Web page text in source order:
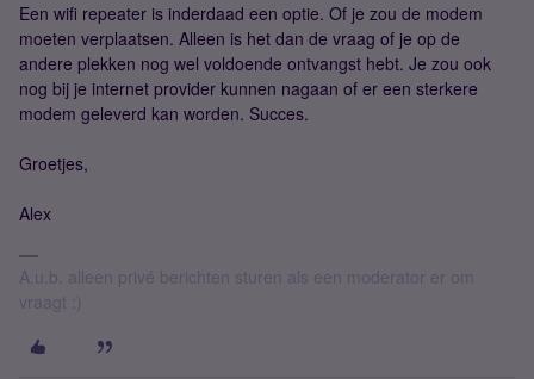
Een wifi repeater is inderdaad een optie. Of je zou de modem
moeten verplaatsen. Alleen is het dan de vraag of je op de
andere plekken nog wel voldoende ontvangst hebt. Je zou ook
nog bij je internet provider kunnen nagaan of er een sterkere
modem geleverd kan worden. Succes.
Groetjes,
Alex
A.u.b. alleen privé berichten sturen als een moderator er om
vraagt :)